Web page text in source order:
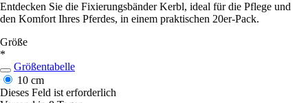
Entdecken Sie die Fixierungsbänder Kerbl, ideal für die Pflege und
den Komfort Ihres Pferdes, in einem praktischen 20er-Pack.
Größe
*
Größentabelle
10 cm
Dieses Feld ist erforderlich